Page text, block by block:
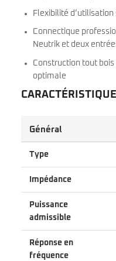
Flexibilité
Connectique
Neutrik et deux
Construction tout
optimale
Général
Type
Impédance
Puissance
admissible
Réponse en
fréquence